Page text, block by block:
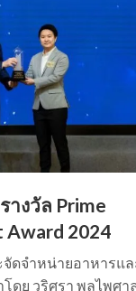
างวัล Prime
Award 2024
จัดจำหน่ายอาหารแล
ดย วริศรา พลไพศา